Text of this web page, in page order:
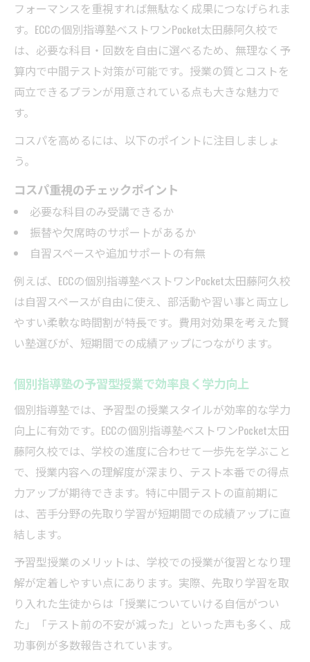
フォーマンスを重視すれば無駄なく成果につなげられま
す。ECCの個別指導塾ベストワンPocket太田藤阿久校で
は、必要な科目・回数を自由に選べるため、無理なく予
算内で中間テスト対策が可能です。授業の質とコストを
両立できるプランが用意されている点も大きな魅力で
す。
コスパを高めるには、以下のポイントに注目しましょ
う。
コスパ重視のチェックポイント
必要な科目のみ受講できるか
振替や欠席時のサポートがあるか
自習スペースや追加サポートの有無
例えば、ECCの個別指導塾ベストワンPocket太田藤阿久校
は自習スペースが自由に使え、部活動や習い事と両立し
やすい柔軟な時間割が特長です。費用対効果を考えた賢
い塾選びが、短期間での成績アップにつながります。
個別指導塾の予習型授業で効率良く学力向上
個別指導塾では、予習型の授業スタイルが効率的な学力
向上に有効です。ECCの個別指導塾ベストワンPocket太田
藤阿久校では、学校の進度に合わせて一歩先を学ぶこと
で、授業内容への理解度が深まり、テスト本番での得点
力アップが期待できます。特に中間テストの直前期に
は、苦手分野の先取り学習が短期間での成績アップに直
結します。
予習型授業のメリットは、学校での授業が復習となり理
解が定着しやすい点にあります。実際、先取り学習を取
り入れた生徒からは「授業についていける自信がつい
た」「テスト前の不安が減った」といった声も多く、成
功事例が多数報告されています。